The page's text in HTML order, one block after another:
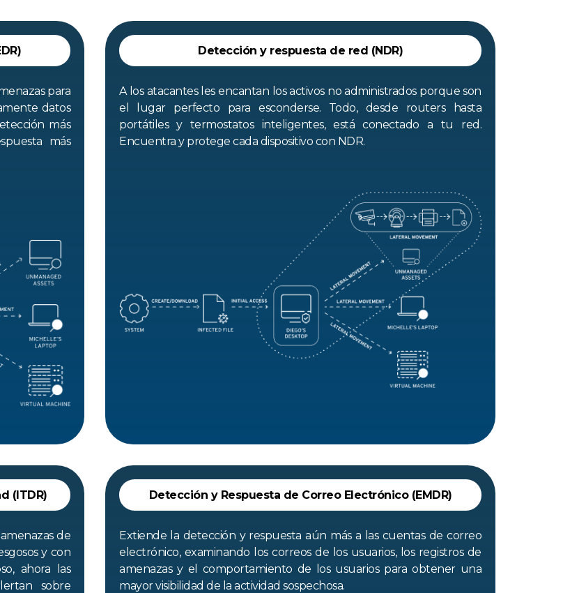
para
datos
más
más
Detección y respuesta de red (NDR)
A los atacantes les encantan los activos no administrados porque son
el lugar perfecto para esconderse. Todo, desde routers hasta
portátiles y termostatos inteligentes, está conectado a tu red.
Encuentra y protege cada dispositivo con NDR.
(ITDR)
de
y con
ahora las
sobre
Detección y Respuesta de Correo Electrónico (EMDR)
Extiende la detección y respuesta aún más a las cuentas de correo
electrónico, examinando los correos de los usuarios, los registros de
amenazas y el comportamiento de los usuarios para obtener una
mayor visibilidad de la actividad sospechosa.